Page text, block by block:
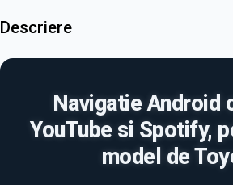
Descriere
Navigatie Android
YouTube si Spotify,
model de